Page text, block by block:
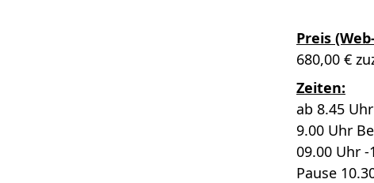
Preis
680,00 €
Zeiten:
ab 8.45
9.00 Uhr
09.00 Uhr
Pause